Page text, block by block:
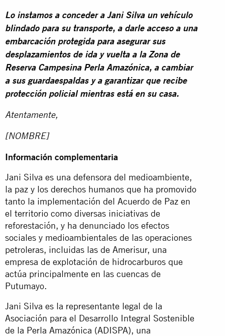
Lo instamos a conceder a Jani Silva un vehículo
blindado para su transporte, a darle acceso a una
embarcación protegida para asegurar sus
desplazamientos de ida y vuelta a la Zona de
Reserva Campesina Perla Amazónica, a cambiar
a sus guardaespaldas y a garantizar que recibe
protección policial mientras está en su casa.
Atentamente,
[NOMBRE]
Información complementaria
Jani Silva es una defensora del medioambiente,
la paz y los derechos humanos que ha promovido
tanto la implementación del Acuerdo de Paz en
el territorio como diversas iniciativas de
reforestación, y ha denunciado los efectos
sociales y medioambientales de las operaciones
petroleras, incluidas las de Amerisur, una
empresa de explotación de hidrocarburos que
actúa principalmente en las cuencas de
Putumayo.
Jani Silva es la representante legal de la
Asociación para el Desarrollo Integral Sostenible
de la Perla Amazónica (ADISPA), una